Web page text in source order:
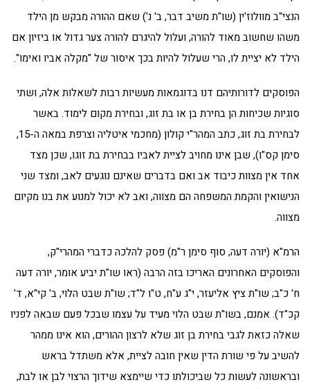
הנצי"ב מוולוז'ין (שו"ת משיב דבר, ב' נ') שאם ההורה מבקש מן הילד
משהו שחשוב מאוד להורה, ועלול להיגרם להורה צער גדול או ביזיון אם
הילד לא יציית לו, הרי שעלול להיות בכך איסור של "מקלה אביו ואימו".
הפוסקים לדורותיהם דנו בדוגמאות מעשיות רבות לשאלות אלה, ושתי
סוגיות שכיחות הן בחירת בן או בת זוג, ובחירת מקום לימוד. באשר
לבחירת בת זוג, כתב המהר"י קולון (מחכמי איטליה וצרפת במאה ה-15,
סימן קס"ו), שבן אינו מחויב לציית לאביו בבחירת בת זוגו, שכן מצד
אחד אין מצוות כיבוד אב ואם בדברים שאינם נוגעים לאב, ומצד שני
הנישואין והקמת המשפחה הם מצווה, ואב לא יכול למנוע את בנו מקיום
מצווה.
הרמ"א (יורה דעה, סוף סימן ר"מ) פסק להלכה כדברי המהרי"ק,
והפוסקים האחרונים האריכו בזה הרבה (ראו שו"ת יביע אומר, יורה דעה
ח' כ"ב; שו"ת ציץ אליעזר, י"ג ע"ח, ט"ו ל"ד; שו"ת שבט הלוי, ב' קי"א, ד'
קכ"ד). אמנם, בשו"ת שבט הלוי מעיד על עצמו שבכל פעם שבאה לפניו
שאלה כזאת לגבי בחירת בן זוג שלא לרצון ההורים, הוא אינו ממהר
להשיב על פי שורת הדין שאין חובה לציית, אלא משתדל בראש
ובראשונה לעשות כל שביכולתו כדי שיימצא שידוך הרצוי לבן או לבת,